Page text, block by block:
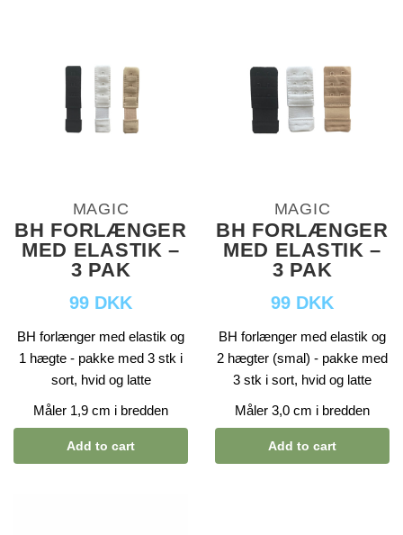
MAGIC
BH FORLÆNGER
MED ELASTIK –
3 PAK
99 DKK
BH forlænger med elastik og
1 hægte - pakke med 3 stk i
sort, hvid og latte
Måler 1,9 cm i bredden
Add to cart
MAGIC
BH FORLÆNGER
MED ELASTIK –
3 PAK
99 DKK
BH forlænger med elastik og
2 hægter (smal) - pakke med
3 stk i sort, hvid og latte
Måler 3,0 cm i bredden
Add to cart